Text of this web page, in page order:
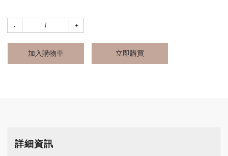
加入購物車 立即購買
詳細資訊